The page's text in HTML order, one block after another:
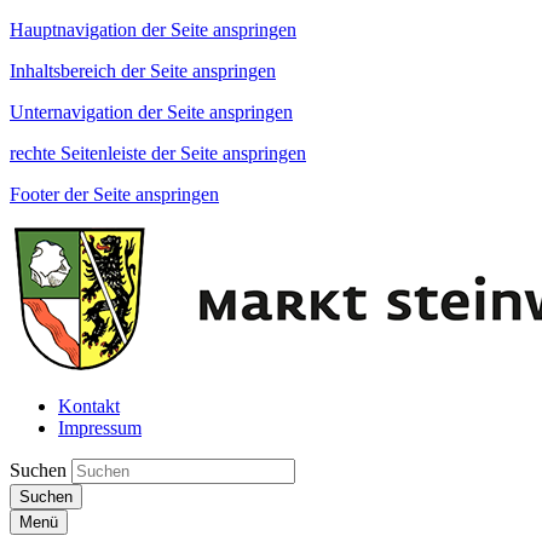
Hauptnavigation der Seite anspringen
Inhaltsbereich der Seite anspringen
Unternavigation der Seite anspringen
rechte Seitenleiste der Seite anspringen
Footer der Seite anspringen
Kontakt
Impressum
Suchen
Suchen
Menü